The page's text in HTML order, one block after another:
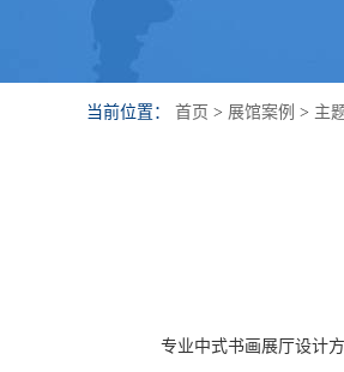
当前位置： 首页 > 展馆案例 > 主
专业中式书画展厅设计